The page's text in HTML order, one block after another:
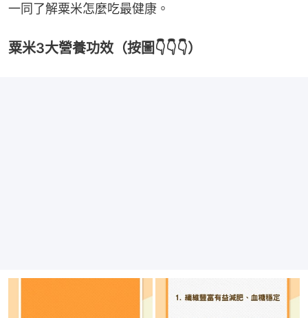
一同了解粟米怎麼吃最健康。
粟米3大營養功效（按圖👇👇👇）